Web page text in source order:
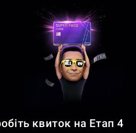
квиток на Етап 4